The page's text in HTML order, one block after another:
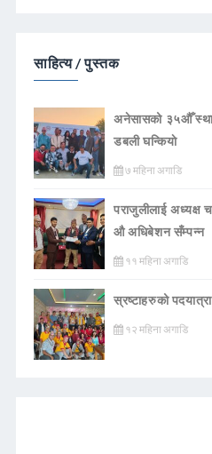
साहित्य / पुस्तक
अनेसासको ३५औँ
डबली घन्कियाे
७ महिना अगाडि
पराजुलीलाई अध्यक्ष
औ अधिबेशन सँम्पन्न
११ महिना अगाडि
स्रष्टाहरुको
१२ महिना अगाडि